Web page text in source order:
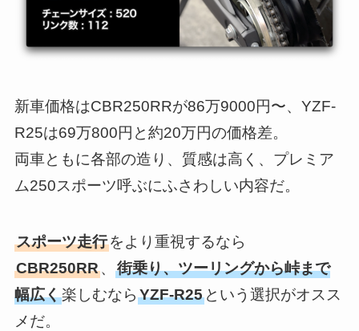
新車価格はCBR250RRが86万9000円〜、YZF-
R25は69万800円と約20万円の価格差。
両車ともに各部の造り、質感は高く、プレミア
ム250スポーツ呼ぶにふさわしい内容だ。
スポーツ走行をより重視するなら
CBR250RR、 街乗り、ツーリングから峠まで
幅広く楽しむなら YZF-R25という選択がオスス
メだ。